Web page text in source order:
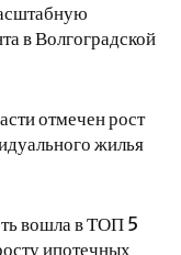
в Волгоградской
отмечен рост
жилья
вошла в ТОП 5
ипотечных